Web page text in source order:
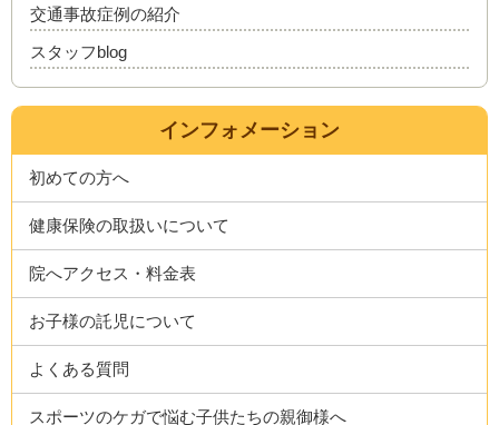
交通事故症例の紹介
スタッフblog
インフォメーション
初めての方へ
健康保険の取扱いについて
院へアクセス・料金表
お子様の託児について
よくある質問
スポーツのケガで悩む子供たちの親御様へ